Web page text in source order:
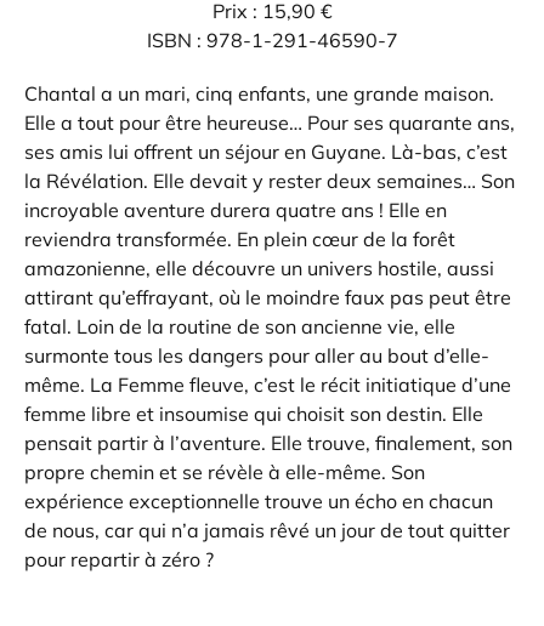
Prix : 15,90 €
ISBN : 978-1-291-46590-7
Chantal a un mari, cinq enfants, une grande maison.
Elle a tout pour être heureuse… Pour ses quarante ans,
ses amis lui offrent un séjour en Guyane. Là-bas, c’est
la Révélation. Elle devait y rester deux semaines… Son
incroyable aventure durera quatre ans ! Elle en
reviendra transformée. En plein cœur de la forêt
amazonienne, elle découvre un univers hostile, aussi
attirant qu’effrayant, où le moindre faux pas peut être
fatal. Loin de la routine de son ancienne vie, elle
surmonte tous les dangers pour aller au bout d’elle-
même. La Femme fleuve, c’est le récit initiatique d’une
femme libre et insoumise qui choisit son destin. Elle
pensait partir à l’aventure. Elle trouve, finalement, son
propre chemin et se révèle à elle-même. Son
expérience exceptionnelle trouve un écho en chacun
de nous, car qui n’a jamais rêvé un jour de tout quitter
pour repartir à zéro ?